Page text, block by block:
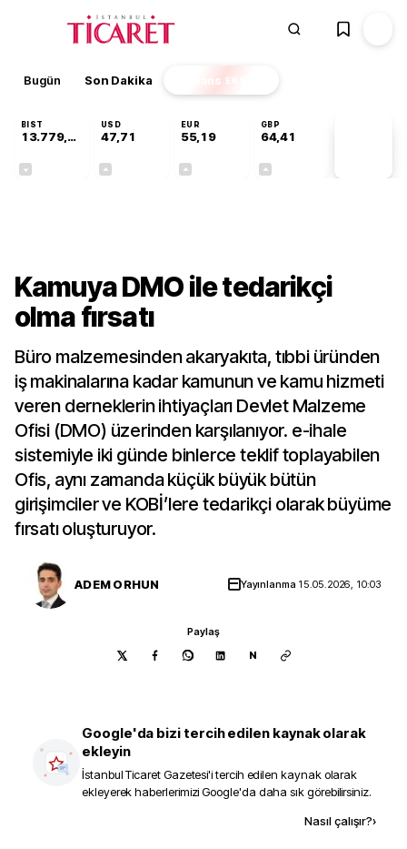
Bugün Son Dakika Finans EKSTRA
BIST
13.779,39
USD
47,71
EUR
55,19
GBP
64,41
Kamuya DMO ile tedarikçi
olma fırsatı
Büro malzemesinden akaryakıta, tıbbi üründen
iş makinalarına kadar kamunun ve kamu hizmeti
veren derneklerin ihtiyaçları Devlet Malzeme
Ofisi (DMO) üzerinden karşılanıyor. e-ihale
sistemiyle iki günde binlerce teklif toplayabilen
Ofis, aynı zamanda küçük büyük bütün
girişimciler ve KOBİ’lere tedarikçi olarak büyüme
fırsatı oluşturuyor.
ADEM ORHUN Yayınlanma 15.05.2026, 10:03
Paylaş
N
Google'da bizi tercih edilen kaynak olarak
ekleyin
İstanbul Ticaret Gazetesi'i tercih edilen kaynak olarak
ekleyerek haberlerimizi Google'da daha sık görebilirsiniz.
Nasıl çalışır?›